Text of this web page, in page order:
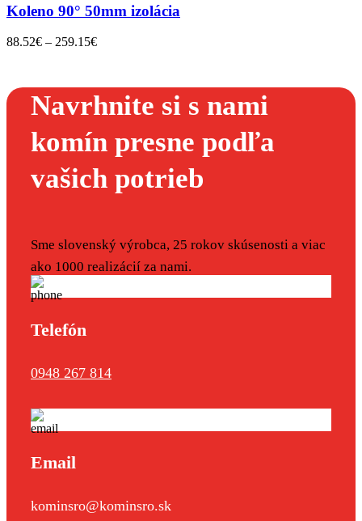
Koleno 90° 50mm izolácia
88.52€ – 259.15€
Navrhnite si s nami
komín presne podľa
vašich potrieb
Sme slovenský výrobca, 25 rokov skúsenosti a viac
ako 1000 realizácií za nami.
Telefón
0948 267 814
Email
kominsro@kominsro.sk